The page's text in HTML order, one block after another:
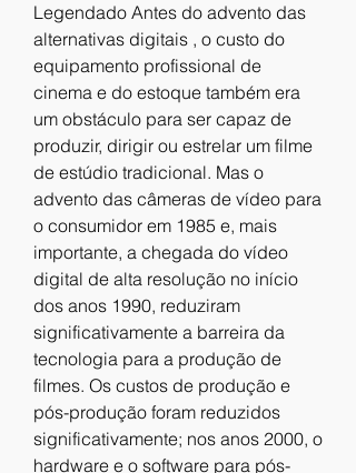
Legendado Antes do advento das
alternativas digitais , o custo do
equipamento profissional de
cinema e do estoque também era
um obstáculo para ser capaz de
produzir, dirigir ou estrelar um filme
de estúdio tradicional. Mas o
advento das câmeras de vídeo para
o consumidor em 1985 e, mais
importante, a chegada do vídeo
digital de alta resolução no início
dos anos 1990, reduziram
significativamente a barreira da
tecnologia para a produção de
filmes. Os custos de produção e
pós-produção foram reduzidos
significativamente; nos anos 2000, o
hardware e o software para pós-